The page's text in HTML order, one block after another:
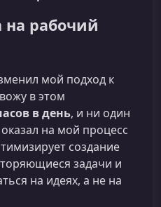
на рабочий
мой подход к
в этом
в день, и ни один
на мой процесс
создание
задачи и
на идеях, а не на